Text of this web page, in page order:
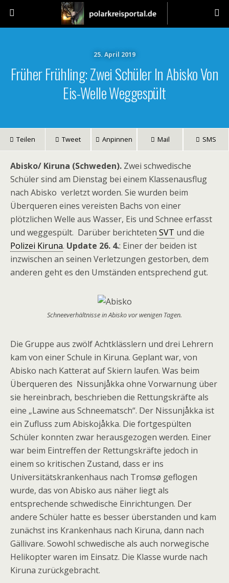
25. April 2019
Früher Frühling: Zwei Schüler In Abisko Von
Eis-Welle Weggespült
Teilen Tweet Anpinnen Mail SMS
Abisko/ Kiruna (Schweden). Zwei schwedische
Schüler sind am Dienstag bei einem Klassenausflug
nach Abisko verletzt worden. Sie wurden beim
Überqueren eines vereisten Bachs von einer
plötzlichen Welle aus Wasser, Eis und Schnee erfasst
und weggespült. Darüber berichteten SVT und die
Polizei Kiruna. Update 26. 4.: Einer der beiden ist
inzwischen an seinen Verletzungen gestorben, dem
anderen geht es den Umständen entsprechend gut.
Schneeverhältnisse in Abisko vor wenigen Tagen.
Die Gruppe aus zwölf Achtklässlern und drei Lehrern
kam von einer Schule in Kiruna. Geplant war, von
Abisko nach Katterat auf Skiern laufen. Was beim
Überqueren des Nissunjåkka ohne Vorwarnung über
sie hereinbrach, beschrieben die Rettungskräfte als
eine „Lawine aus Schneematsch“. Der Nissunjåkka ist
ein Zufluss zum Abiskojåkka. Die fortgespülten
Schüler konnten zwar herausgezogen werden. Einer
war beim Eintreffen der Rettungskräfte jedoch in
einem so kritischen Zustand, dass er ins
Universitätskrankenhaus nach Tromsø geflogen
wurde, das von Abisko aus näher liegt als
entsprechende schwedische Einrichtungen. Der
andere Schüler hatte es besser überstanden und kam
zunächst ins Krankenhaus nach Kiruna, dann nach
Gällivare. Sowohl schwedische als auch norwegische
Helikopter waren im Einsatz. Die Klasse wurde nach
Kiruna zurückgebracht.